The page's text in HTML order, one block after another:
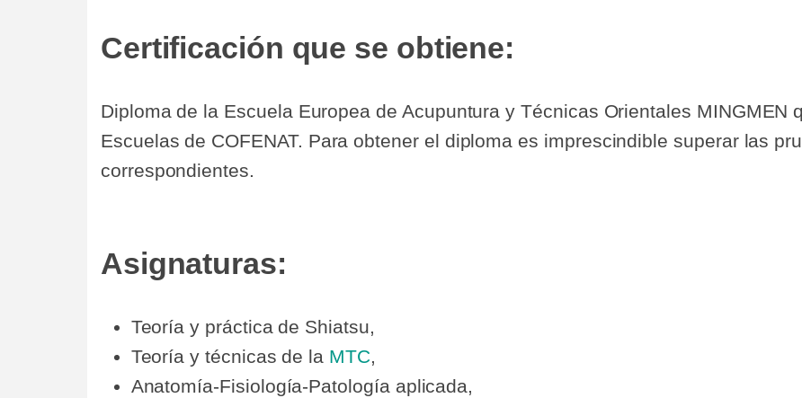
Certificación que se obtiene:
Diploma de la Escuela Europea de Acupuntura y Técnicas Orientales MINGMEN
Escuelas de COFENAT. Para obtener el diploma es imprescindible superar las
correspondientes.
Asignaturas:
Teoría y práctica de Shiatsu,
Teoría y técnicas de la MTC,
Anatomía-Fisiología-Patología aplicada,